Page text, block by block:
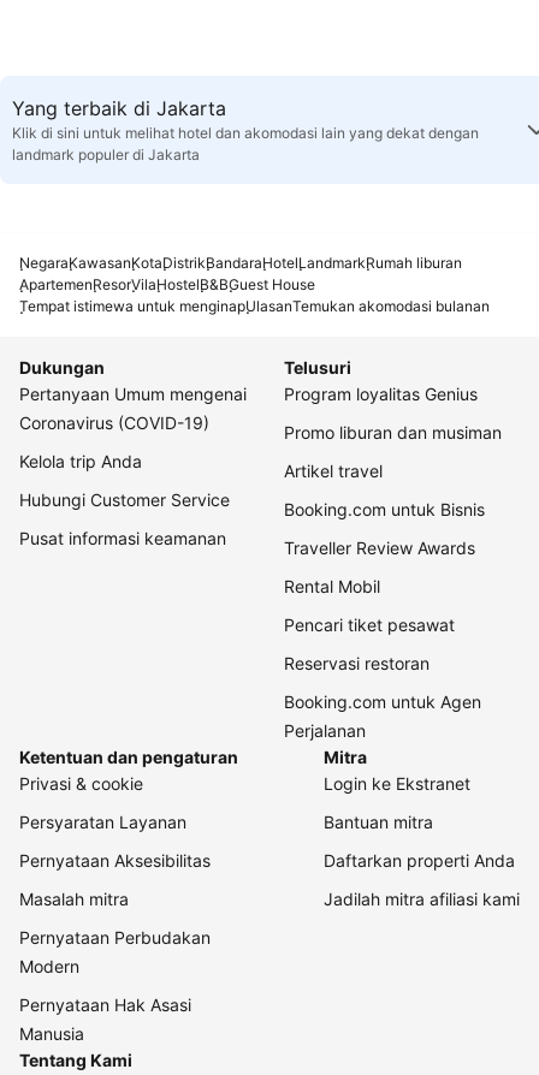
Yang terbaik di Jakarta
Klik di sini untuk melihat hotel dan akomodasi lain yang dekat dengan
landmark populer di Jakarta
NegaraKawasanKotaDistrikBandaraHotelLandmarkRumah liburan
ApartemenResorVilaHostelB&BGuest House
Tempat istimewa untuk menginapUlasanTemukan akomodasi bulanan
Dukungan
Pertanyaan Umum mengenai
Coronavirus (COVID-19)
Kelola trip Anda
Hubungi Customer Service
Pusat informasi keamanan
Telusuri
Program loyalitas Genius
Promo liburan dan musiman
Artikel travel
Booking.com untuk Bisnis
Traveller Review Awards
Rental Mobil
Pencari tiket pesawat
Reservasi restoran
Booking.com untuk Agen
Perjalanan
Ketentuan dan pengaturan
Privasi & cookie
Persyaratan Layanan
Pernyataan Aksesibilitas
Masalah mitra
Pernyataan Perbudakan
Modern
Pernyataan Hak Asasi
Manusia
Mitra
Login ke Ekstranet
Bantuan mitra
Daftarkan properti Anda
Jadilah mitra afiliasi kami
Tentang Kami